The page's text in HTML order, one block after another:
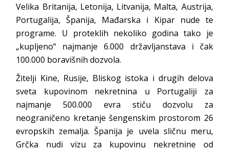
Velika Britanija, Letonija, Litvanija, Malta, Austrija,
Portugalija, Španija, Mađarska i Kipar nude te
programe. U proteklih nekoliko godina tako je
„kupljeno“ najmanje 6.000 državljanstava i čak
100.000 boravišnih dozvola.
Žitelji Kine, Rusije, Bliskog istoka i drugih delova
sveta kupovinom nekretnina u Portugaliji za
najmanje 500.000 evra stiču dozvolu za
neograničeno kretanje šengenskim prostorom 26
evropskih zemalja. Španija je uvela sličnu meru,
Grčka nudi vizu za kupovinu nekretnine od